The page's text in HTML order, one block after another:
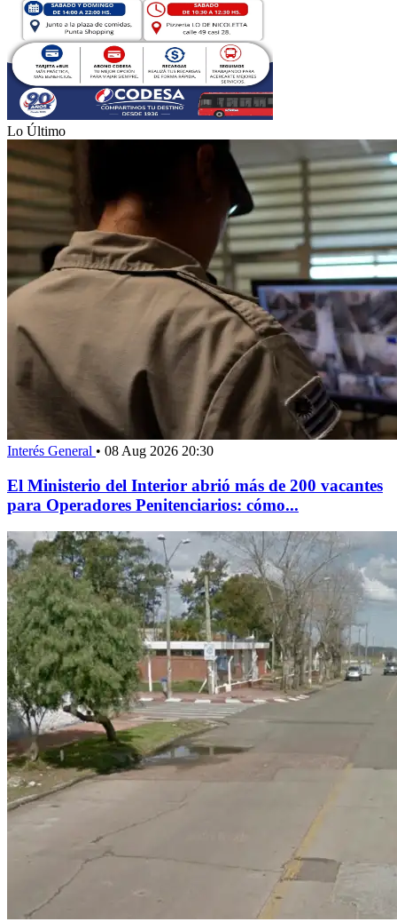
Lo Último
Interés General • 08 Aug 2026 20:30
El Ministerio del Interior abrió más de 200 vacantes
para Operadores Penitenciarios: cómo...